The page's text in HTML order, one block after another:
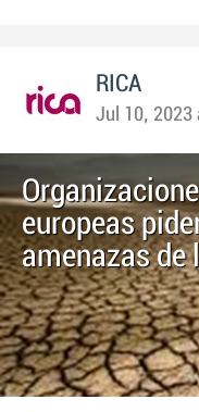
RICA
Jul 10, 2023
europeas
amenazas de